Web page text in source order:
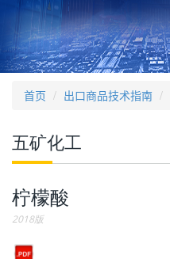
首页 出口商品技术指南
五矿化工
柠檬酸
2018版